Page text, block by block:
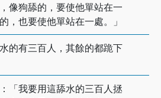
像狗舔的，要使他單站在一
，也要使他單站在一處。」
的有三百人，其餘的都跪下
「我要用這舔水的三百人拯